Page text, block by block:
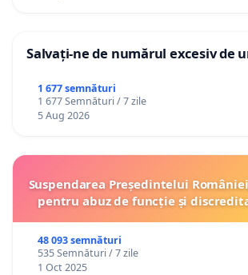
Salvați-ne de numărul excesiv de
1 677 semnături
1 677 Semnături / 7 zile
5 Aug 2026
Suspendarea Președintelui
pentru abuz de funcție și
48 093 semnături
535 Semnături / 7 zile
1 Oct 2025